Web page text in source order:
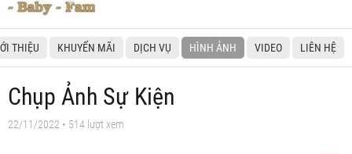
THIỆU KHUYẾN MÃI DỊCH VỤ HÌNH ẢNH VIDEO LIÊN HỆ
Chụp Ảnh Sự Kiện
22/11/2022 • 514 lượt xem